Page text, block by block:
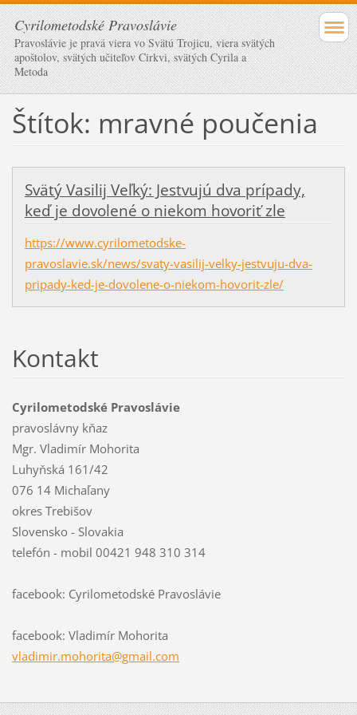
Cyrilometodské Pravoslávie
Pravoslávie je pravá viera vo Svätú Trojicu, viera svätých
apoštolov, svätých učiteľov Cirkvi, svätých Cyrila a
Metoda
Štítok: mravné poučenia
Svätý Vasilij Veľký: Jestvujú dva prípady,
keď je dovolené o niekom hovoriť zle
https://www.cyrilometodske-
pravoslavie.sk/news/svaty-vasilij-velky-jestvuju-dva-
pripady-ked-je-dovolene-o-niekom-hovorit-zle/
Kontakt
Cyrilometodské Pravoslávie
pravoslávny kňaz
Mgr. Vladimír Mohorita
Luhyňská 161/42
076 14 Michaľany
okres Trebišov
Slovensko - Slovakia
telefón - mobil 00421 948 310 314
facebook: Cyrilometodské Pravoslávie
facebook: Vladimír Mohorita
vladimir.mohorita@gmail.com